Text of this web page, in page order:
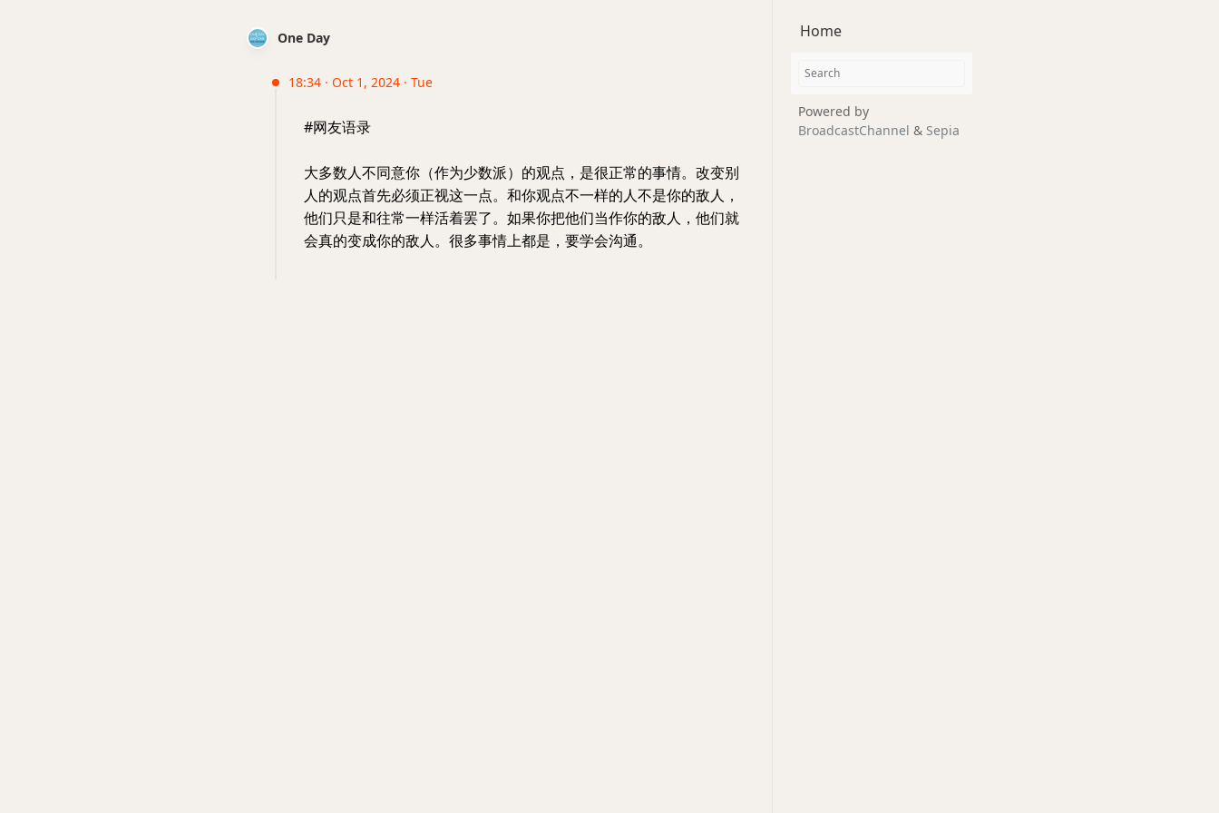
One Day
18:34 · Oct 1, 2024 · Tue
#网友语录
大多数人不同意你（作为少数派）的观点，是很正常的事情。改变别
人的观点首先必须正视这一点。和你观点不一样的人不是你的敌人，
他们只是和往常一样活着罢了。如果你把他们当作你的敌人，他们就
会真的变成你的敌人。很多事情上都是，要学会沟通。
Home
Powered by
BroadcastChannel & Sepia